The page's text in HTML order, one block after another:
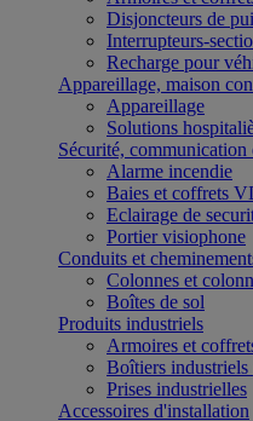
Disjoncteurs de
Interrupteurs-
Recharge pour
Appareillage, maison
Appareillage
Solutions
Sécurité, communication
Alarme incendie
Baies et coffrets
Eclairage de
Portier visiophone
Conduits et
Colonnes et
Boîtes de sol
Produits industriels
Armoires et
Boîtiers industriels
Prises industrielles
Accessoires d'installation